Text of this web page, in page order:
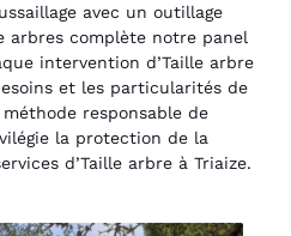
avec un outillage
arbres complète notre panel
intervention d’Taille arbre
et les particularités de
responsable de
la protection de la
d’Taille arbre à Triaize.